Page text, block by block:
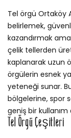
Tel örgü Ortaköy
belirlemek,
kazandırmak
çelik tellerden
kaplanarak uzun
örgülerin esnek
yeteneği sunar.
bölgelerine, spor
geniş bir kullanım
Tel Örgü Çeşitleri